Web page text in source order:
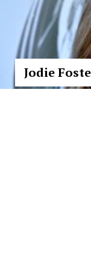
Jodie